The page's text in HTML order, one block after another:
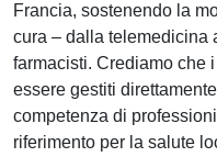
Francia, sostenendo la
cura – dalla telemedicina
farmacisti. Crediamo che
essere gestiti
competenza di
riferimento per la salute